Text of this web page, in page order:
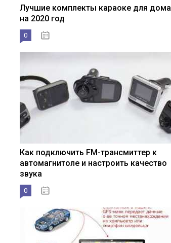
Лучшие комплекты караоке для дома
на 2020 год
0
Как подключить FM-трансмиттер к
автомагнитоле и настроить качество
звука
0